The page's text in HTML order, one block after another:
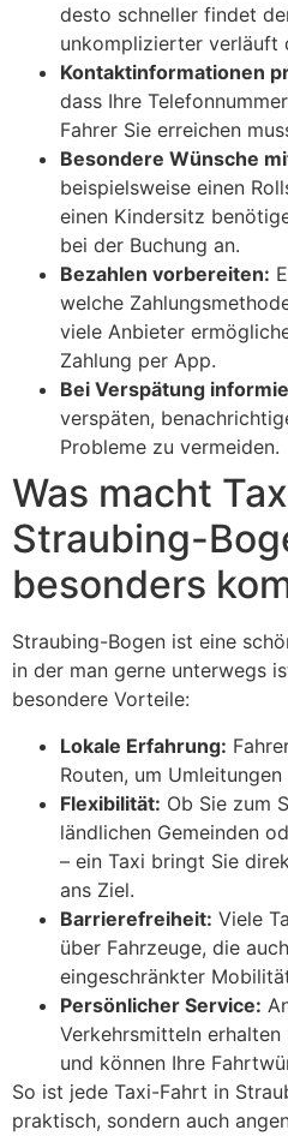
desto schneller findet
unkomplizierter verläuft
Kontaktinformationen
dass Ihre
Fahrer Sie erreichen
Besondere Wünsche
beispielsweise einen
einen Kindersitz
bei der Buchung an.
Bezahlen vorbereiten:
welche
viele Anbieter
Zahlung per App.
Bei Verspätung
verspäten,
Probleme zu vermeiden.
Was macht
Straubing-
besonders
Straubing-Bogen ist eine
in der man gerne unterwegs
besondere Vorteile:
Lokale Erfahrung:
Routen, um
Flexibilität: Ob Sie zum
ländlichen Gemeinden
– ein Taxi bringt Sie
ans Ziel.
Barrierefreiheit: Viele
über Fahrzeuge, die
eingeschränkter
Persönlicher Service:
Verkehrsmitteln
und können Ihre
So ist jede Taxi-Fahrt in
praktisch, sondern auch